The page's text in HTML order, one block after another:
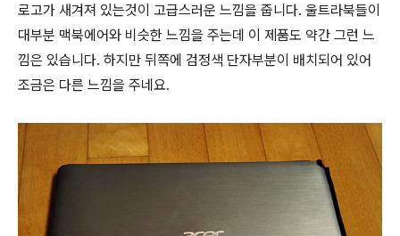
로고가 새겨져 있는것이 고급스러운 느낌을 줍니다. 울트라북들이
대부분 맥북에어와 비슷한 느낌을 주는데 이 제품도 약간 그런 느
낌은 있습니다. 하지만 뒤쪽에 검정색 단자부분이 배치되어 있어
조금은 다른 느낌을 주네요.